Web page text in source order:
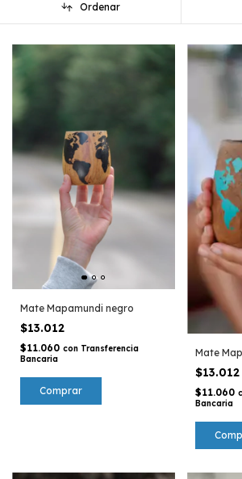
Ordenar
Mate Mapamundi negro
$13.012
$11.060 con Transferencia
Bancaria
Comprar
Mate
$13.012
$11.060
Bancaria